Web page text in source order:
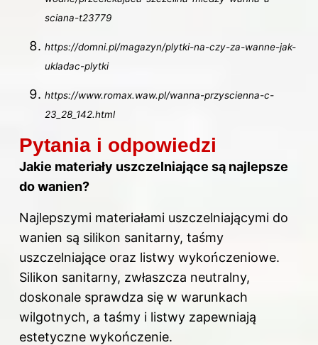
sciana-t23779
https://domni.pl/magazyn/plytki-na-czy-za-wanne-jak-
ukladac-plytki
https://www.romax.waw.pl/wanna-przyscienna-c-
23_28_142.html
Pytania i odpowiedzi
Jakie materiały uszczelniające są najlepsze
do wanien?
Najlepszymi materiałami uszczelniającymi do
wanien są silikon sanitarny, taśmy
uszczelniające oraz listwy wykończeniowe.
Silikon sanitarny, zwłaszcza neutralny,
doskonale sprawdza się w warunkach
wilgotnych, a taśmy i listwy zapewniają
estetyczne wykończenie.